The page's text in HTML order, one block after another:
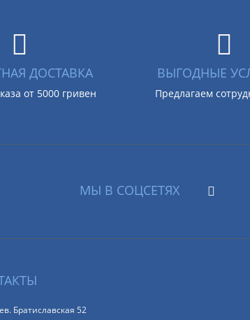
ДОСТАВКА
от 5000 гривен
ВЫГОДНЫЕ
Предлагаем
МЫ В СОЦСЕТЯХ
Братиславская 52